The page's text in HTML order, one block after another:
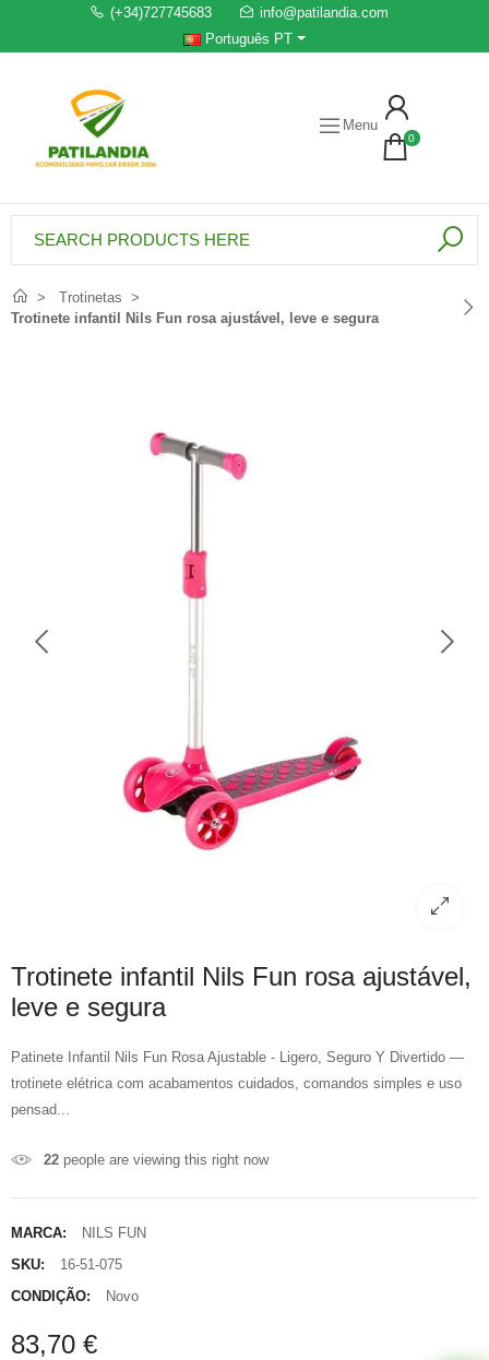
(+34)727745683
info@patilandia.com
Português PT
Menu
0
Trotinetas
Trotinete infantil Nils Fun rosa ajustável, leve e segura
Trotinete infantil Nils Fun rosa ajustável,
leve e segura
Patinete Infantil Nils Fun Rosa Ajustable - Ligero, Seguro Y Divertido —
trotinete elétrica com acabamentos cuidados, comandos simples e uso
pensad...
22 people are viewing this right now
MARCA:
NILS FUN
SKU:
16-51-075
CONDIÇÃO:
Novo
83,70 €